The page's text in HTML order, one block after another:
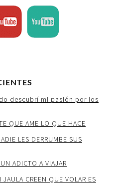
descubrí mi pasión por los
QUE AME LO QUE HACE
LES DERRUMBE SUS
ADICTO A VIAJAR
CREEN QUE VOLAR ES